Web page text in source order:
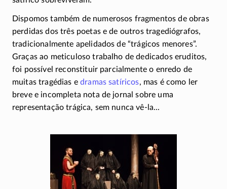
Dispomos também de numerosos fragmentos de obras
perdidas dos três poetas e de outros tragediógrafos,
tradicionalmente apelidados de “trágicos menores”.
Graças ao meticuloso trabalho de dedicados eruditos,
foi possível reconstituir parcialmente o enredo de
muitas tragédias edramas satíricos, mas é como ler
breve e incompleta nota de jornal sobre uma
representação trágica, sem nuncavê-la...